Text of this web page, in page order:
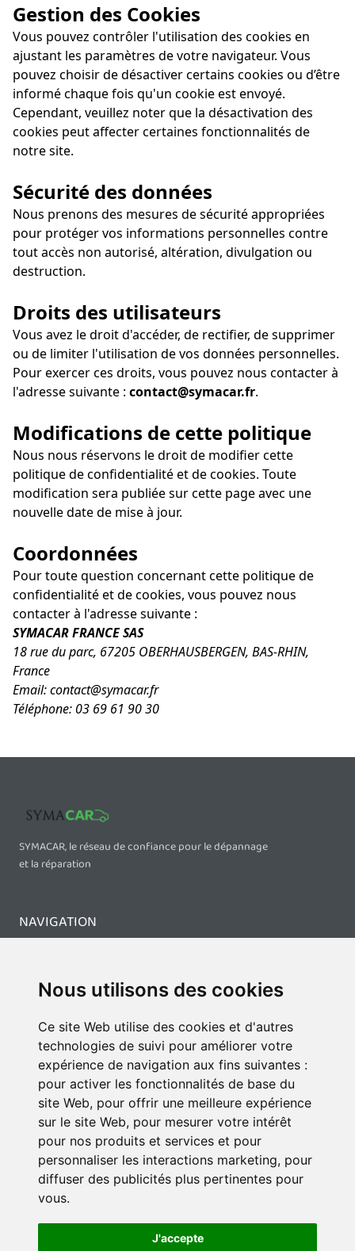
Gestion des Cookies
Vous pouvez contrôler l'utilisation des cookies en
ajustant les paramètres de votre navigateur. Vous
pouvez choisir de désactiver certains cookies ou d’être
informé chaque fois qu'un cookie est envoyé.
Cependant, veuillez noter que la désactivation des
cookies peut affecter certaines fonctionnalités de
notre site.
Sécurité des données
Nous prenons des mesures de sécurité appropriées
pour protéger vos informations personnelles contre
tout accès non autorisé, altération, divulgation ou
destruction.
Droits des utilisateurs
Vous avez le droit d'accéder, de rectifier, de supprimer
ou de limiter l'utilisation de vos données personnelles.
Pour exercer ces droits, vous pouvez nous contacter à
l'adresse suivante : contact@symacar.fr.
Modifications de cette politique
Nous nous réservons le droit de modifier cette
politique de confidentialité et de cookies. Toute
modification sera publiée sur cette page avec une
nouvelle date de mise à jour.
Coordonnées
Pour toute question concernant cette politique de
confidentialité et de cookies, vous pouvez nous
contacter à l'adresse suivante :
SYMACAR FRANCE SAS
18 rue du parc, 67205 OBERHAUSBERGEN, BAS-RHIN,
France
Email:contact@symacar.fr
Téléphone: 03 69 61 90 30
SYMACAR, le réseau de confiance pour le dépannage
et la réparation
NAVIGATION
Espace assureur
Espace pro
CONTACT
Nous contacter
CONTACT
Siège : 18 rue du parc, 67205 OBERHAUSBERGEN, BAS-RHIN, France
contact@symacar.fr
03 69 61 90 30
Nous utilisons des cookies
Ce site Web utilise des cookies et d'autres
technologies de suivi pour améliorer votre
expérience de navigation aux fins suivantes :
pour activer les fonctionnalités de base du
site Web, pour offrir une meilleure expérience
sur le site Web, pour mesurer votre intérêt
pour nos produits et services et pour
personnaliser les interactions marketing, pour
diffuser des publicités plus pertinentes pour
vous.
J'accepte